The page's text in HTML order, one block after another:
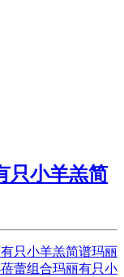
只小羊羔简
只小羊羔简谱玛丽
蕾组合玛丽有只小